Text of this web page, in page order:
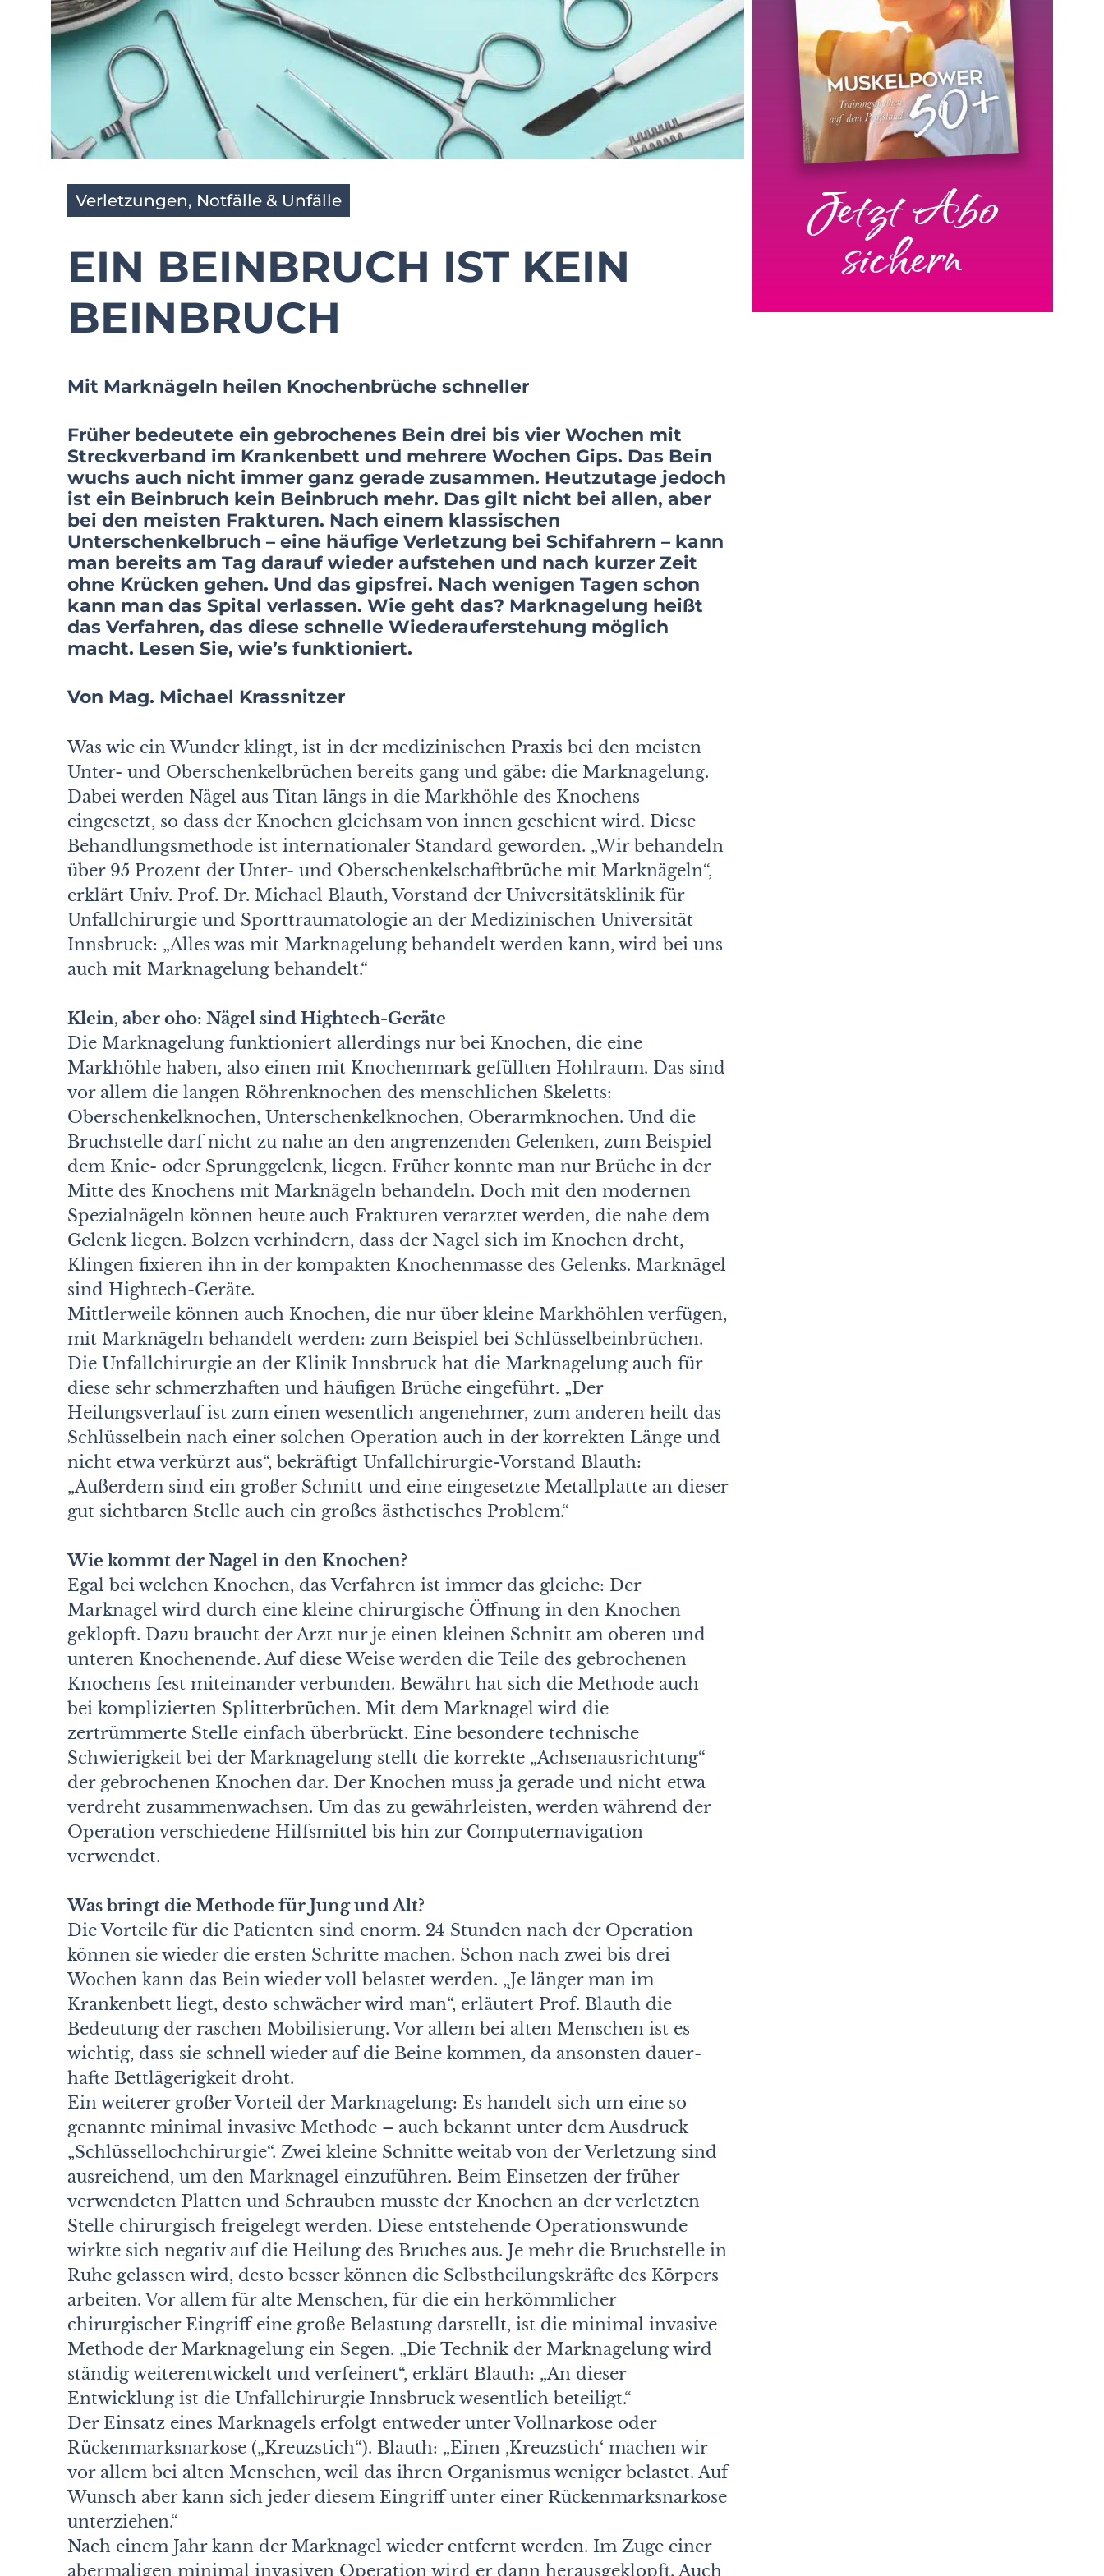
Verletzungen, Notfälle & Unfälle
EIN BEINBRUCH IST KEIN
BEINBRUCH
Mit Marknägeln heilen Knochenbrüche schneller
Früher bedeutete ein gebrochenes Bein drei bis vier Wochen mit
Streckverband im Krankenbett und mehrere Wochen Gips. Das Bein
wuchs auch nicht immer ganz gerade zusammen. Heutzutage jedoch
ist ein Beinbruch kein Beinbruch mehr. Das gilt nicht bei allen, aber
bei den meisten Frakturen. Nach einem klassischen
Unterschenkelbruch – eine häufige Verletzung bei Schifahrern – kann
man bereits am Tag darauf wieder aufstehen und nach kurzer Zeit
ohne Krücken gehen. Und das gipsfrei. Nach wenigen Tagen schon
kann man das Spital verlassen. Wie geht das? Marknagelung heißt
das Verfahren, das diese schnelle Wiederauferstehung möglich
macht. Lesen Sie, wie’s funktioniert.
Von Mag. Michael Krassnitzer
Was wie ein Wunder klingt, ist in der medizinischen Praxis bei den meisten
Unter- und Oberschenkelbrüchen bereits gang und gäbe: die Marknagelung.
Dabei werden Nägel aus Titan längs in die Markhöhle des Knochens
eingesetzt, so dass der Knochen gleichsam von innen geschient wird. Diese
Behandlungsmethode ist internationaler Standard geworden. „Wir behandeln
über 95 Prozent der Unter- und Oberschenkelschaftbrüche mit Marknägeln“,
erklärt Univ. Prof. Dr. Michael Blauth, Vorstand der Universitätsklinik für
Unfallchirurgie und Sporttraumatologie an der Medizinischen Universität
Innsbruck: „Alles was mit Marknagelung behandelt werden kann, wird bei uns
auch mit Marknagelung be­handelt.“
Klein, aber oho: Nägel sind Hightech-Geräte
Die Marknagelung funktioniert allerdings nur bei Knochen, die eine
Markhöhle haben, also einen mit Knochenmark gefüllten Hohlraum. Das sind
vor allem die langen Röhrenknochen des menschlichen Skeletts:
Oberschenkelknochen, Unterschenkelknochen, Oberarmknochen. Und die
Bruchstelle darf nicht zu nahe an den angrenzenden Gelenken, zum Beispiel
dem Knie- oder Sprunggelenk, liegen. Früher konnte man nur Brüche in der
Mitte des Knochens mit Marknägeln behandeln. Doch mit den modernen
Spezialnägeln können heute auch Frakturen verarztet werden, die nahe dem
Gelenk liegen. Bolzen verhindern, dass der Nagel sich im Knochen dreht,
Klingen fixieren ihn in der kompakten Knochenmasse des Gelenks. Marknägel
sind Hightech-Geräte.
Mittlerweile können auch Knochen, die nur über kleine Markhöhlen verfügen,
mit Marknägeln behandelt werden: zum Beispiel bei Schlüsselbeinbrüchen.
Die Unfallchirurgie an der Klinik Innsbruck hat die Marknagelung auch für
diese sehr schmerzhaften und häufigen Brüche eingeführt. „Der
Heilungsverlauf ist zum einen wesentlich angenehmer, zum anderen heilt das
Schlüsselbein nach einer solchen Operation auch in der korrekten Länge und
nicht etwa verkürzt aus“, bekräftigt Unfallchirurgie-Vorstand Blauth:
„Außerdem sind ein großer Schnitt und eine eingesetzte Metallplatte an dieser
gut sichtbaren Stelle auch ein großes ästhetisches Problem.“
Wie kommt der Nagel in den Knochen?
Egal bei welchen Knochen, das Verfahren ist immer das gleiche: Der
Marknagel wird durch eine kleine chirurgische Öffnung in den Knochen
geklopft. Dazu braucht der Arzt nur je einen kleinen Schnitt am oberen und
unteren Knochenende. Auf diese Weise werden die Teile des gebrochenen
Knochens fest miteinander verbunden. Bewährt hat sich die Methode auch
bei komplizierten Splitterbrüchen. Mit dem Marknagel wird die
zertrümmerte Stelle einfach überbrückt. Eine besondere technische
Schwierigkeit bei der Marknagelung stellt die korrekte „Achsenausrichtung“
der gebrochenen Knochen dar. Der Knochen muss ja gerade und nicht etwa
verdreht zusammenwachsen. Um das zu gewährleisten, werden während der
Operation verschiedene Hilfsmittel bis hin zur Computernavigation
verwendet.
Was bringt die Methode für Jung und Alt?
Die Vorteile für die Patienten sind enorm. 24 Stunden nach der Operation
können sie wieder die ersten Schritte machen. Schon nach zwei bis drei
Wochen kann das Bein wieder voll belastet werden. „Je länger man im
Krankenbett liegt, desto schwächer wird man“, erläutert Prof. Blauth die
Bedeutung der raschen Mobilisierung. Vor allem bei alten Menschen ist es
wichtig, dass sie schnell wieder auf die Beine kommen, da ansonsten dauer­
hafte Bettlägerigkeit droht.
Ein weiterer großer Vorteil der Marknagelung: Es handelt sich um eine so
genannte minimal invasive Methode – auch bekannt unter dem Ausdruck
„Schlüssellochchirurgie“. Zwei kleine Schnitte weitab von der Verletzung sind
ausreichend, um den Marknagel einzuführen. Beim Einsetzen der früher
verwendeten Platten und Schrauben musste der Knochen an der verletzten
Stelle chirurgisch freigelegt werden. Diese entstehende Operationswunde
wirkte sich negativ auf die Heilung des Bruches aus. Je mehr die Bruchstelle in
Ruhe gelassen wird, desto besser können die Selbstheilungskräfte des Körpers
arbeiten. Vor allem für alte Menschen, für die ein herkömmlicher
chirurgischer Eingriff eine große Belastung darstellt, ist die minimal invasive
Methode der Marknagelung ein Segen. „Die Technik der Marknagelung wird
ständig weiterentwickelt und verfeinert“, erklärt Blauth: „An dieser
Entwicklung ist die Unfallchirurgie Innsbruck wesentlich beteiligt.“
Der Einsatz eines Marknagels erfolgt entweder unter Vollnarkose oder
Rückenmarksnarkose („Kreuzstich“). Blauth: „Einen ,Kreuzstich‘ machen wir
vor allem bei alten Menschen, weil das ihren Organismus weniger belastet. Auf
Wunsch aber kann sich jeder diesem Eingriff unter einer Rückenmarksnarkose
unterziehen.“
Nach einem Jahr kann der Marknagel wieder entfernt werden. Im Zuge einer
abermaligen minimal invasiven Operation wird er dann herausgeklopft. Auch
Jetzt Abo
sichern